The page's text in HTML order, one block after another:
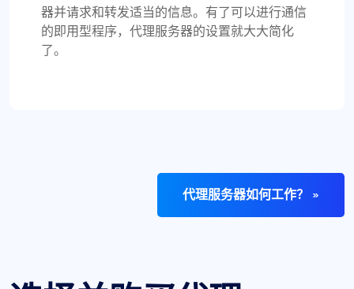
器并请求和转发适当的信息。有了可以进行通信
的即用型程序，代理服务器的设置就大大简化
了。
代理服务器如何工作？ »